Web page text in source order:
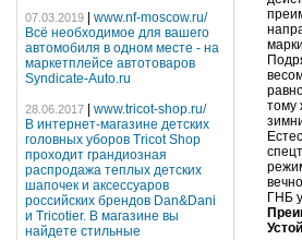
07.03.2019
www.nf-moscow.ru/
Всё необходимое для вашего
автомобиля в одном месте - на
маркетплейсе автотоваров
Syndicate-Auto.ru
28.06.2017
www.tricot-shop.ru/
В интернет-магазине детских
головных уборов Tricot Shop
проходит грандиозная
распродажа теплых детских
шапочек и аксессуаров
российских брендов Dan&Dani
и Tricotier. В магазине вы
найдете стильные
тому
ГНБ